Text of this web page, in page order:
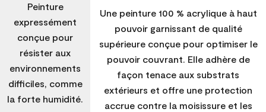
Peinture
expressément
conçue pour
résister aux
environnements
difficiles, comme
la forte humidité.
Une peinture 100 % acrylique à haut
pouvoir garnissant de qualité
supérieure conçue pour optimiser le
pouvoir couvrant. Elle adhère de
façon tenace aux substrats
extérieurs et offre une protection
accrue contre la moisissure et les